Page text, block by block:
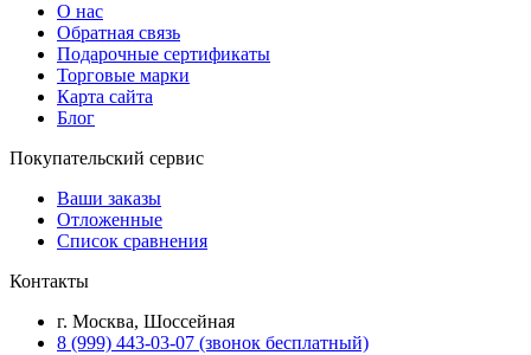
О нас
Обратная связь
Подарочные сертификаты
Торговые марки
Карта сайта
Блог
Покупательский сервис
Ваши заказы
Отложенные
Список сравнения
Контакты
г. Москва, Шоссейная
8 (999) 443-03-07 (звонок бесплатный)